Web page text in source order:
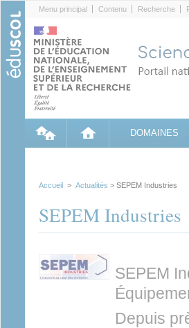
Menu principal Contenu Recherche
DOMAINES
Accueil > Actualités > SEPEM Industries
SEPEM Industries
SEPEM
Depuis